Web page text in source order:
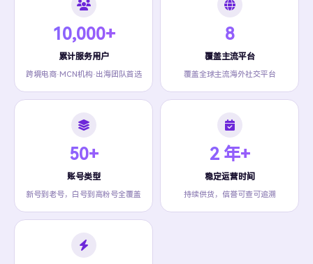
10,000+
累计服务用户
跨境电商·MCN机构·出海团队首选
8
覆盖主流平台
覆盖全球主流海外社交平台
50+
账号类型
新号到老号，白号到高粉号全覆盖
2 年+
稳定运营时间
持续供货，信誉可查可追溯